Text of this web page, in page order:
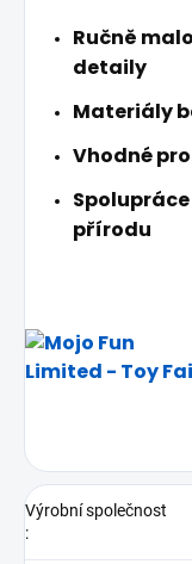
Ručně
detaily
Materiály
Vhodné
přírodu
Výrobní společnost
: